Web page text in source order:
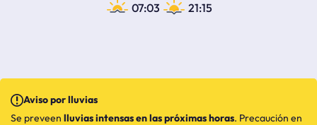
07:03 21:15
Aviso por lluvias
Se preveen lluvias intensas en las próximas horas. Precaución en